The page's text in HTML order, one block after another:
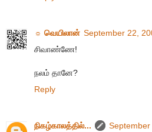
☼ வெயிலான் September 22,
சிவாண்ணே!
நலம் தானே?
Reply
நிகழ்காலத்தில்...